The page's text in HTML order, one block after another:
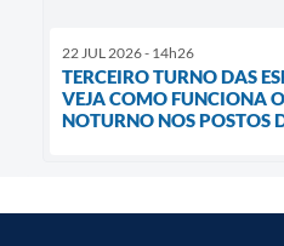
22 JUL 2026 - 14h26
TERCEIRO TURNO DAS
VEJA COMO FUNCIONA
NOTURNO NOS POSTOS